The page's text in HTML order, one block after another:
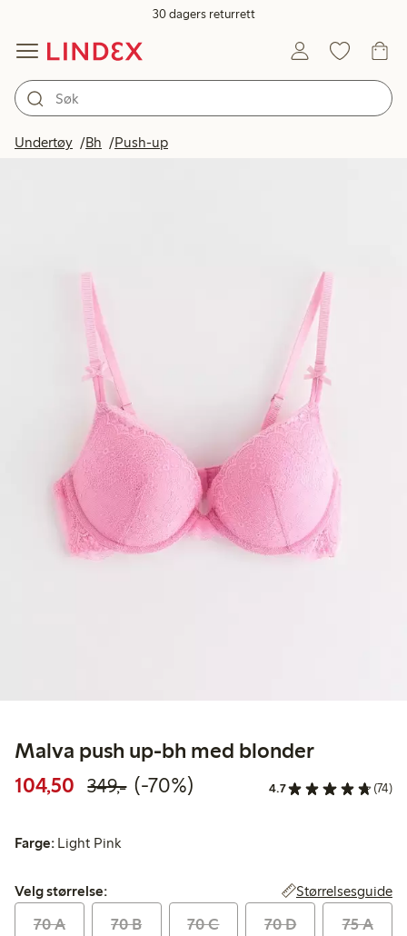
30 dagers returrett
Undertøy Bh Push-up
Malva push up-bh med blonder
104,50 Rabattert pris: 104,50 kr
349,-Vanlig pris: 349,00 kr
70% rabatt
(-70%) 4.7 (74)
Farge: Light Pink
Velg størrelse:
Velg størrelse: Størrelsesguide
70 A 70 B 70 C 70 D 75 A